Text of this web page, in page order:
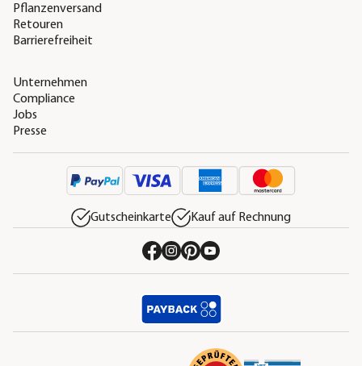
Pflanzenversand
Retouren
Barrierefreiheit
Unternehmen
Compliance
Jobs
Presse
Gutscheinkarte Kauf auf Rechnung